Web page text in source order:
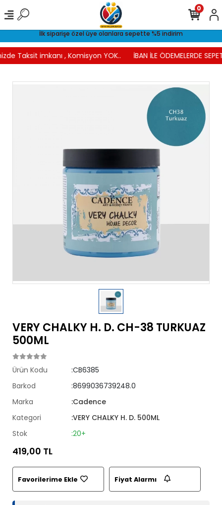
İlk siparişe özel üye olanlara sepette %5 indirim
Taksit imkanı , Komisyon YOK.. İBAN İLE ÖDEMELERDE
0
VERY CHALKY H. D. CH-38 TURKUAZ
500ML
Ürün Kodu
:CB6385
Barkod
:8699036739248.0
Marka
:Cadence
Kategori
:VERY CHALKY H. D. 500ML
Stok
:20+
419,00 TL
Favorilerime Ekle Fiyat Alarmı